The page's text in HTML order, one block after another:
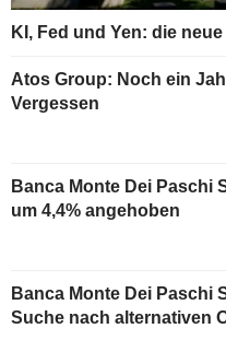
KI, Fed und Yen: die
Atos Group: Noch ein
Vergessen
Banca Monte Dei Paschi
um 4,4% angehoben
Banca Monte Dei Paschi
Suche nach alternativen